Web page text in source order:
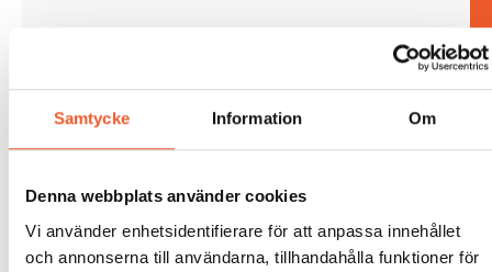
Samtycke Information Om
Denna webbplats använder cookies
Vi använder enhetsidentifierare för att anpassa innehållet
och annonserna till användarna, tillhandahålla funktioner för